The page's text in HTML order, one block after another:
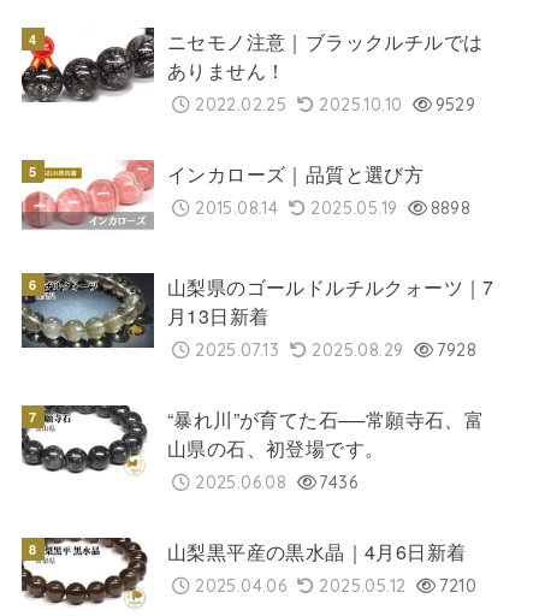
ニセモノ注意｜ブラックルチルでは
ありません！
2022.02.25 2025.10.10 9529
インカローズ｜品質と選び方
2015.08.14 2025.05.19 8898
山梨県のゴールドルチルクォーツ｜7
月13日新着
2025.07.13 2025.08.29 7928
“暴れ川”が育てた石──常願寺石、富
山県の石、初登場です。
2025.06.08 7436
山梨黒平産の黒水晶｜4月6日新着
2025.04.06 2025.05.12 7210